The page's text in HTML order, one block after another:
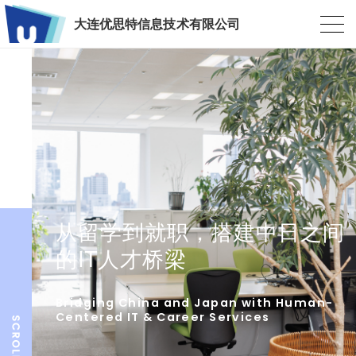
大连优思特信息技术有限公司
从留学到就职，搭建中日之间
的IT人才桥梁
Bridging China and Japan with Human-
Centered IT & Career Services